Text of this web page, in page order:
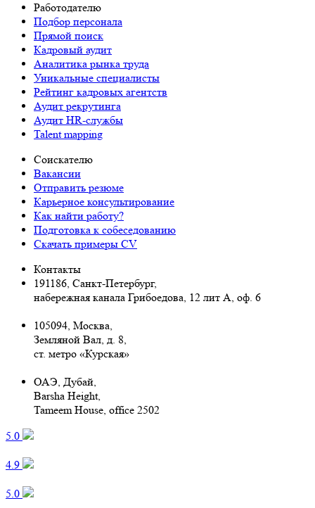
Работодателю
Подбор персонала
Прямой поиск
Кадровый аудит
Аналитика рынка труда
Уникальные специалисты
Рейтинг кадровых агентств
Аудит рекрутинга
Аудит HR-службы
Talent mapping
Соискателю
Вакансии
Отправить резюме
Карьерное консультирование
Как найти работу?
Подготовка к собеседованию
Cкачать примеры CV
Контакты
191186, Санкт-Петербург,
набережная канала Грибоедова, 12 лит А, оф. 6
105094, Москва,
Земляной Вал, д. 8,
ст. метро «Курская»
ОАЭ, Дубай,
Barsha Height,
Tameem House, office 2502
5.0 ‌
4.9 ‌
5.0 ‌